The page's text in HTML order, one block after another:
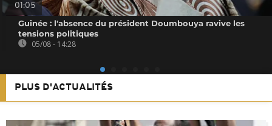
01:05
Guinée : l'absence du président Doumbouya ravive les
tensions politiques
05/08 - 14:28
PLUS D'ACTUALITÉS